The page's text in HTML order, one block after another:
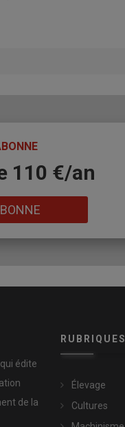
110 €/an
édite
de la
RUBRIQUES
Élevage
Cultures